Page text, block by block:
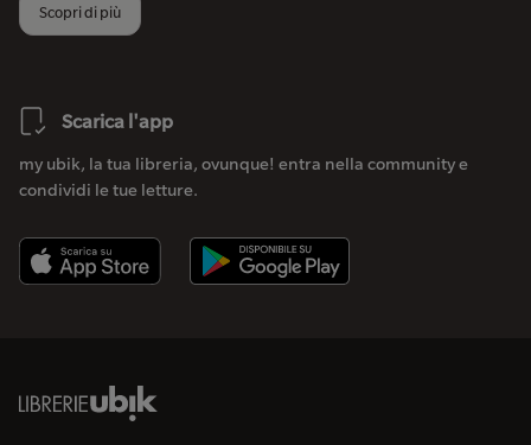
Scopri di più
Scarica l'app
my ubik, la tua libreria, ovunque! entra nella community e
condividi le tue letture.